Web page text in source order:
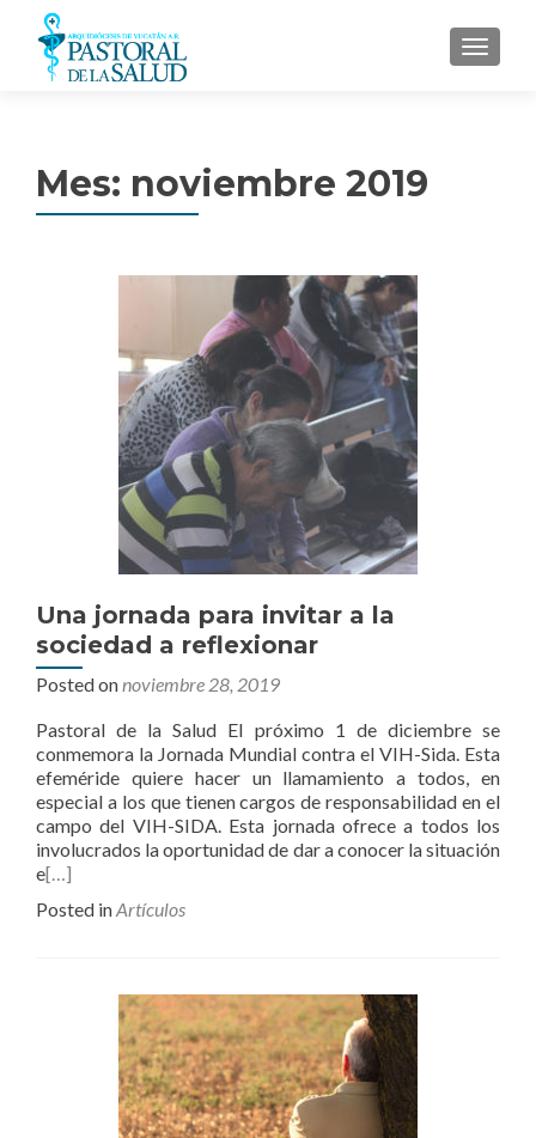
MENU
Mes: noviembre 2019
Una jornada para invitar a la
sociedad a reflexionar
Posted onnoviembre 28, 2019
Pastoral de la Salud El próximo 1 de diciembre se
conmemora la Jornada Mundial contra el VIH-Sida. Esta
efeméride quiere hacer un llamamiento a todos, en
especial a los que tienen cargos de responsabilidad en el
campo del VIH-SIDA. Esta jornada ofrece a todos los
involucrados la oportunidad de dar a conocer la situación
e[…]
Posted inArtículos